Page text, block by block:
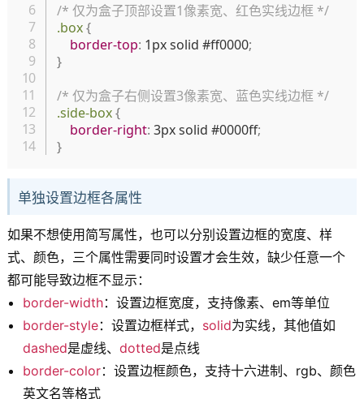
/* 仅为盒子顶部设置1像素宽、红色实线边框 */
.box{
border-top: 1px solid #ff0000;
}
/* 仅为盒子右侧设置3像素宽、蓝色实线边框 */
.side-box{
border-right: 3px solid #0000ff;
}
单独设置边框各属性
如果不想使用简写属性，也可以分别设置边框的宽度、样
式、颜色，三个属性需要同时设置才会生效，缺少任意一个
都可能导致边框不显示：
border-width：设置边框宽度，支持像素、em等单位
border-style：设置边框样式， solid为实线，其他值如
dashed是虚线、dotted是点线
border-color：设置边框颜色，支持十六进制、rgb、颜色
英文名等格式